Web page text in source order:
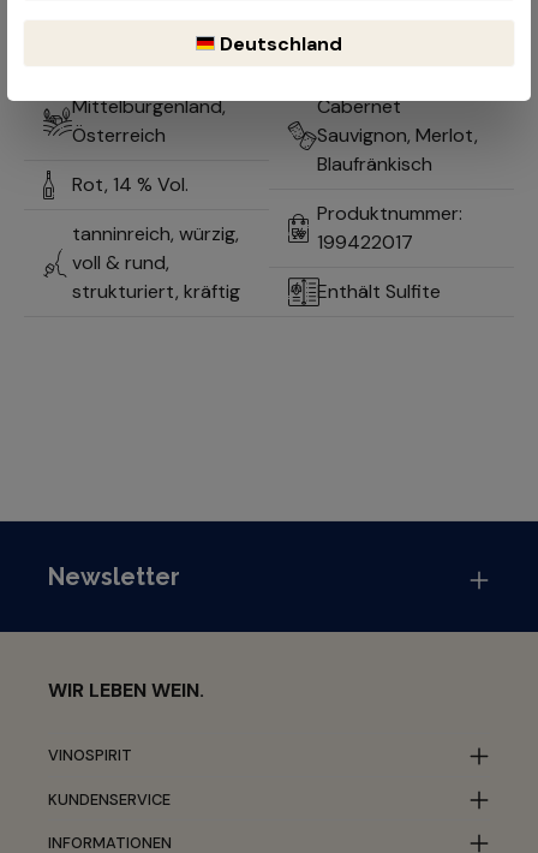
Optimale Lagerung durch natürlich gekühlten Keller
Mittelburgenland,
Österreich
Rot, 14 % Vol.
tanninreich, würzig,
voll & rund,
strukturiert, kräftig
Cabernet
Sauvignon, Merlot,
Blaufränkisch
Produktnummer:
199422017
Enthält Sulfite
Newsletter
WIR LEBEN WEIN.
VINOSPIRIT
KUNDENSERVICE
INFORMATIONEN
Deutschland